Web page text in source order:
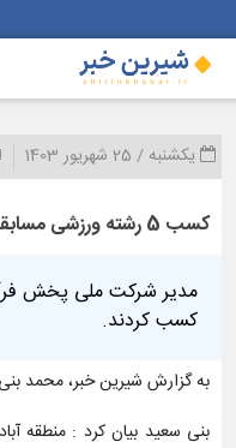
یکشنبه / 25 شهریور 1403
کسب 5 رشته ورزشی مسابقات سراسری توسط بانوان شرکت ملی پخش فرآورده های نفتی منطقه آبادان
کسب کردند.
به گزارش شیرین خبر، محمد